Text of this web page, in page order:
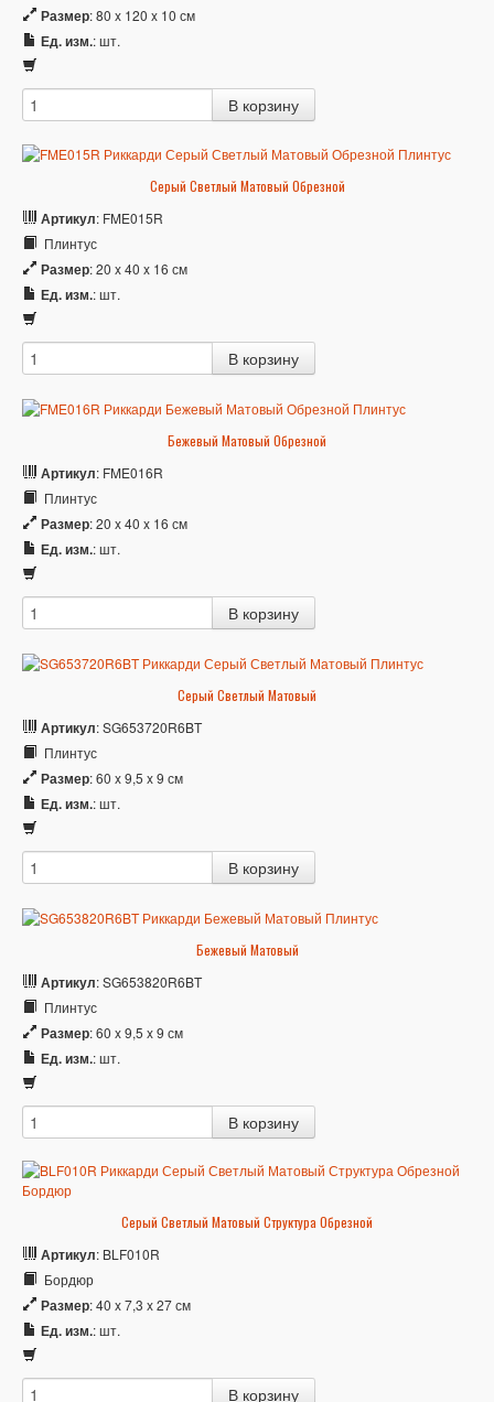
Размер: 80 x 120 x 10 см
Ед. изм.: шт.
Серый Светлый Матовый Обрезной
Артикул: FME015R
Плинтус
Размер: 20 x 40 x 16 см
Ед. изм.: шт.
Бежевый Матовый Обрезной
Артикул: FME016R
Плинтус
Размер: 20 x 40 x 16 см
Ед. изм.: шт.
Серый Светлый Матовый
Артикул: SG653720R6BT
Плинтус
Размер: 60 x 9,5 x 9 см
Ед. изм.: шт.
Бежевый Матовый
Артикул: SG653820R6BT
Плинтус
Размер: 60 x 9,5 x 9 см
Ед. изм.: шт.
Серый Светлый Матовый Структура Обрезной
Артикул: BLF010R
Бордюр
Размер: 40 x 7,3 x 27 см
Ед. изм.: шт.